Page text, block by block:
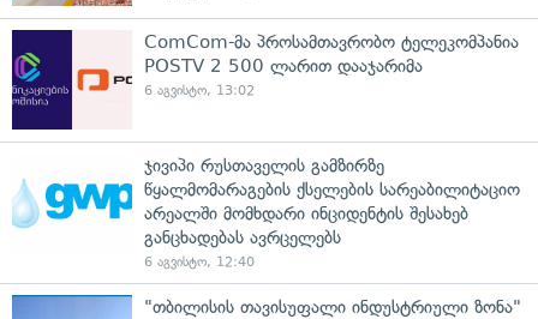
ComCom-მა პროსამთავრობო ტელეკომპანია
POSTV 2 500 ლარით დააჯარიმა
6 აგვისტო, 13:02
ჯივიპი რუსთაველის გამზირზე
წყალმომარაგების ქსელების სარეაბილიტაციო
არეალში მომხდარი ინციდენტის შესახებ
განცხადებას ავრცელებს
6 აგვისტო, 12:40
"თბილისის თავისუფალი ინდუსტრიული ზონა"